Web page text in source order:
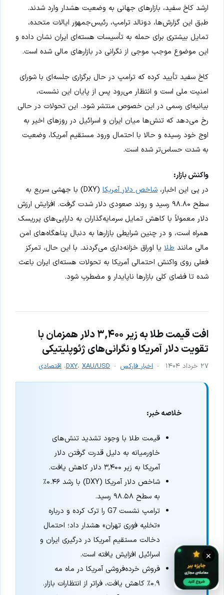
ارشد کاخ سفید، بازارهای جهانی به وضعیت هشدار وارد شدند.
طبق این گزارش‌ها، دونالد ترامپ، رئیس‌جمهور ایالات متحده،
تمایل بیشتری برای حمله به تأسیسات هسته‌ای ایران نشان داده و
این موضوع موجب موجی از نگرانی در بازارهای مالی شده است.
کاخ سفید تأیید کرده که ترامپ در حال برگزاری جلسه‌ای با شورای
امنیت ملی است و انتظار می‌رود پس از پایان این نشست،
بیانیه‌ای رسمی در این خصوص منتشر شود. این تحولات در حالی
رخ می‌دهد که تنش‌ها میان ایران و اسرائیل در روزهای اخیر به
اوج خود رسیده و حالا با احتمال ورود مستقیم آمریکا، وضعیت
به شدت حساس‌تر شده است.
واکنش بازار:
در پی این اخبار، شاخص دلار آمریکا
(DXY) با جهشی سریع به
سطح ۹۸.۸۰ رسید و روند صعودی دلار شدت گرفت. افزایش ارزش
دلار معمولاً با کاهش تمایل سرمایه‌گذاران به دارایی‌های پرریسک
همراه است، و در چنین شرایطی بازارها به دنبال پناهگاه‌های امن
مالی مانند طلا یا اوراق خزانه‌داری می‌گردند. با این حال، تمرکز
فعلی روی واکنش احتمالی آمریکا به تحولات هسته‌ای ایران باعث
شده تا فضای کلی بازارها ناپایدار و مضطرب شود.
افت قیمت طلا به زیر ۳,۴۰۰ دلار همزمان با
تقویت دلار آمریکا و نگرانی‌های ژئوپلیتیکی
۲۷ خرداد ۱۴۰۴ اخبار فارکس DXY، XAU/USD ، اقتصادی
خلاصه خبر:
قیمت طلا با وجود تشدید تنش‌های
خاورمیانه به دلیل قدرت گرفتن دلار
آمریکا به زیر ۳,۴۰۰ دلار کاهش یافت.
شاخص دلار آمریکا (DXY) با رشد ۰.۴۶٪
به سطح ۹۸.۵۸ رسید.
ترامپ نشست G7 را ترک کرده و درباره
«تخلیه فوری تهران» هشدار داد؛ احتمال
دخالت مستقیم آمریکا در درگیری ایران و
اسرائیل افزایش یافته است.
فروش خرده‌فروشی آمریکا در ماه مه
۰.۹٪ کاهش یافت، فراتر از انتظارات بازار.
×